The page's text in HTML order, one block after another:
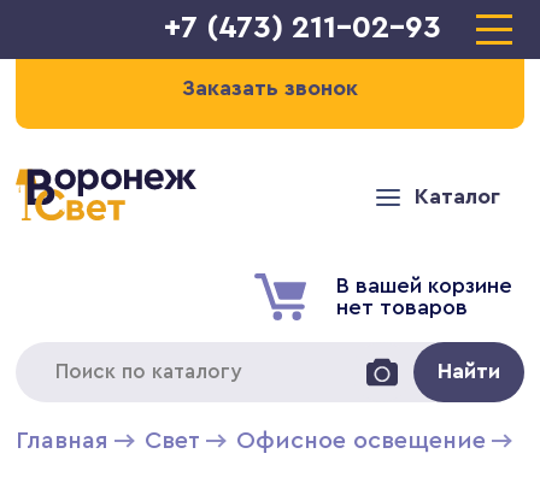
+7 (473) 211-02-93
Заказать звонок
Каталог
В вашей корзине
нет товаров
Найти
Главная Свет Офисное освещение